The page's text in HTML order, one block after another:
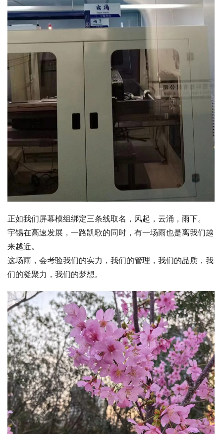
正如我们屏幕模组绑定三条线取名，风起，云涌，雨下。
宇锡在高速发展，一路凯歌的同时，有一场雨也是离我们越
来越近。
这场雨，会考验我们的实力，我们的管理，我们的品质，我
们的凝聚力，我们的梦想。